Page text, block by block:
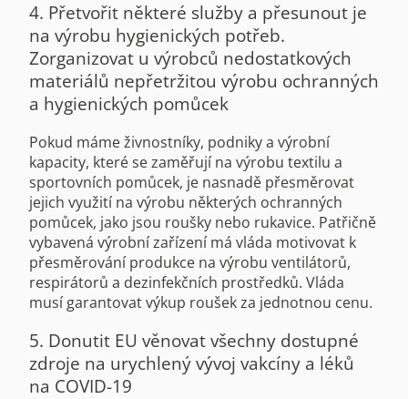
4. Přetvořit některé služby a přesunout je
na výrobu hygienických potřeb.
Zorganizovat u výrobců nedostatkových
materiálů nepřetržitou výrobu ochranných
a hygienických pomůcek
Pokud máme živnostníky, podniky a výrobní
kapacity, které se zaměřují na výrobu textilu a
sportovních pomůcek, je nasnadě přesměrovat
jejich využití na výrobu některých ochranných
pomůcek, jako jsou roušky nebo rukavice. Patřičně
vybavená výrobní zařízení má vláda motivovat k
přesměrování produkce na výrobu ventilátorů,
respirátorů a dezinfekčních prostředků. Vláda
musí garantovat výkup roušek za jednotnou cenu.
5. Donutit EU věnovat všechny dostupné
zdroje na urychlený vývoj vakcíny a léků
na COVID-19